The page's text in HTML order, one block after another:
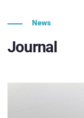
News
Journal